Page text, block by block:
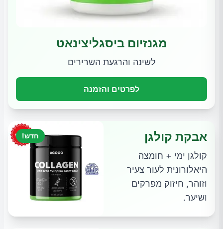
מגנזיום ביסגליצינאט
לשינה והרגעת השרירים
לפרטים והזמנה
חדש! אבקת קולגן
קולגן ימי + חומצה
היאלורונית לעור צעיר
וזוהר, חיזוק מפרקים
ושיער.